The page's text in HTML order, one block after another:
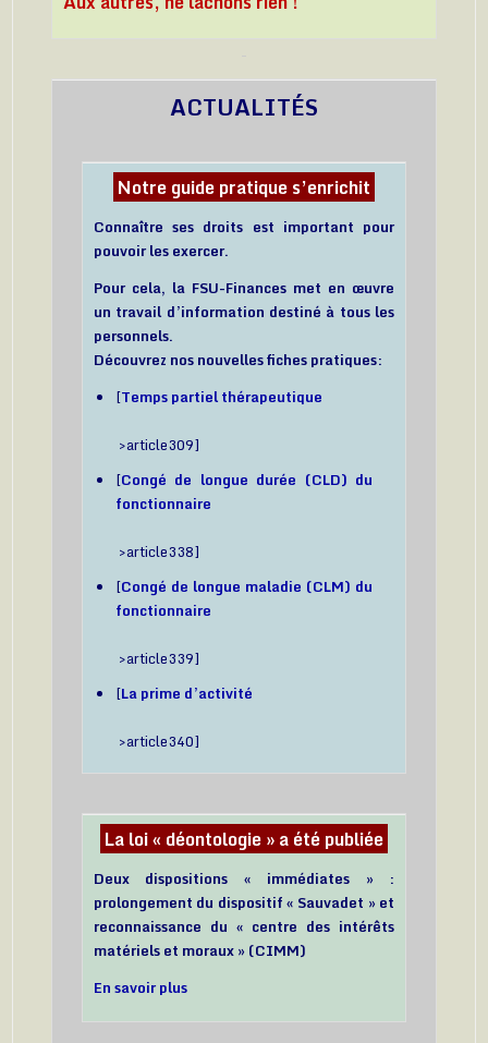
ACTUALITÉS
Notre guide pratique s’enrichit
Connaître ses droits est important pour
pouvoir les exercer.
Pour cela, la FSU-Finances met en œuvre
un travail d’information destiné à tous les
personnels.
Découvrez nos nouvelles fiches pratiques:
[Temps partiel thérapeutique
>article309]
[Congé de longue durée (CLD) du
fonctionnaire
>article338]
[Congé de longue maladie (CLM) du
fonctionnaire
>article339]
[La prime d’activité
>article340]
La loi « déontologie » a été publiée
Deux dispositions « immédiates » :
prolongement du dispositif « Sauvadet » et
reconnaissance du « centre des intérêts
matériels et moraux » (CIMM)
En savoir plus